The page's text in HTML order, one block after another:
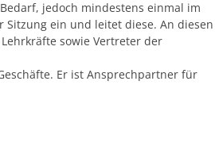
jedoch mindestens einmal im
Sitzung ein und leitet diese. An diesen
sowie Vertreter der
Er ist Ansprechpartner für